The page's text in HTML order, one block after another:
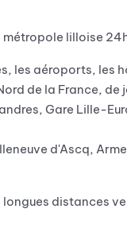
métropole lilloise
les aéroports, les
de la France, de
Gare Lille-
d'Ascq,
distances